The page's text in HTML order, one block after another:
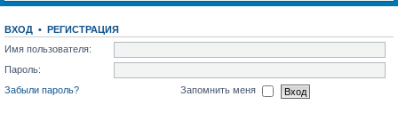
ВХОД • РЕГИСТРАЦИЯ
Имя пользователя:
Пароль:
Забыли пароль?
Запомнить меня